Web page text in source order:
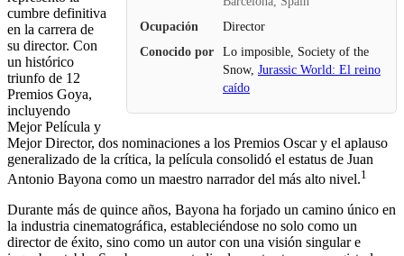
Ocupación
Director
Conocido por
Lo imposible, Society of the
Snow, Jurassic World: El reino
caído
cumbre definitiva
en la carrera de
su director. Con
un histórico
triunfo de 12
Premios Goya,
incluyendo
Mejor Película y
Mejor Director, dos nominaciones a los Premios Oscar y el aplauso
generalizado de la crítica, la película consolidó el estatus de Juan
Antonio Bayona como un maestro narrador del más alto nivel.1
Durante más de quince años, Bayona ha forjado un camino único en
la industria cinematográfica, estableciéndose no solo como un
director de éxito, sino como un autor con una visión singular e